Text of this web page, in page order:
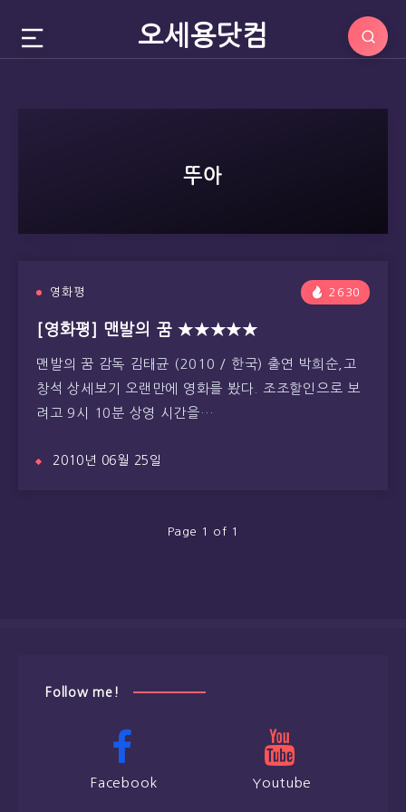
오세용닷컴
뚜아
영화평 2630
[영화평] 맨발의 꿈 ★★★★★
맨발의 꿈 감독 김태균 (2010 / 한국) 출연 박희순,고
창석 상세보기 오랜만에 영화를 봤다. 조조할인으로 보
려고 9시 10분 상영 시간을…
2010년 06월 25일
Page 1 of 1
Follow me!
Facebook Youtube